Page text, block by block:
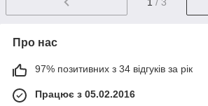
Про нас
97% позитивних з 34 відгуків за рік
Працює з 05.02.2016